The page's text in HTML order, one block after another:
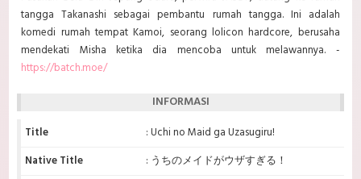
tangga Takanashi sebagai pembantu rumah tangga. Ini adalah
komedi rumah tempat Kamoi, seorang lolicon hardcore, berusaha
mendekati Misha ketika dia mencoba untuk melawannya. -
https://batch.moe/
INFORMASI
Title
: Uchi no Maid ga Uzasugiru!
Native Title
: うちのメイドがウザすぎる！